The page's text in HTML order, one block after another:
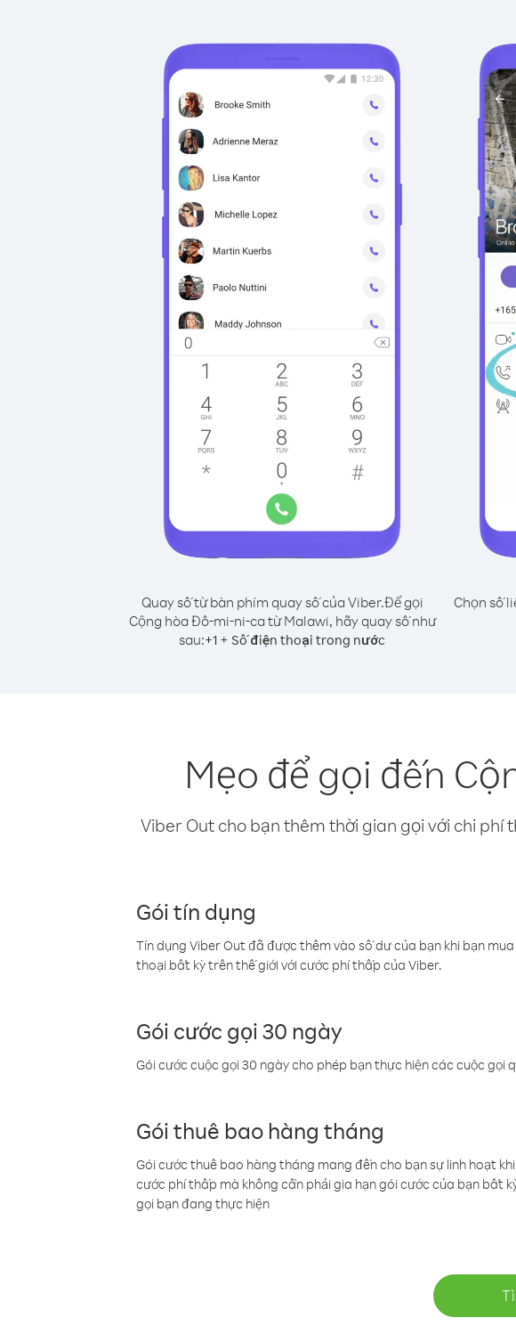
Quay số từ bàn phím quay số của Viber.Để gọi
Cộng hòa Đô-mi-ni-ca từ Malawi, hãy quay số như
sau:+1 + Số điện thoại trong nước
Chọn số
Mẹo để gọi đến
Viber Out cho bạn thêm thời gian gọi với chi
Gói tín dụng
Tín dụng Viber Out đã được thêm vào số dư của bạn khi bạn
thoại bất kỳ trên thế giới với cước phí thấp của Viber.
Gói cước gọi 30 ngày
Gói cước cuộc gọi 30 ngày cho phép bạn thực hiện các cuộc
Gói thuê bao hàng tháng
Gói cước thuê bao hàng tháng mang đến cho bạn sự linh hoạt
cước phí thấp mà không cần phải gia hạn gói cước của bạn bất
gọi bạn đang thực hiện